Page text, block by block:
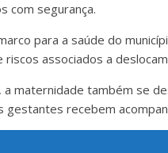
com segurança.
para a saúde do
associados a
maternidade também se
gestantes recebem